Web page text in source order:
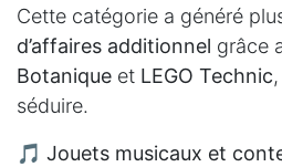
Cette catégorie a généré
d’affaires additionnel grâce
Botanique et LEGO Technic
séduire.
🎵 Jouets musicaux et